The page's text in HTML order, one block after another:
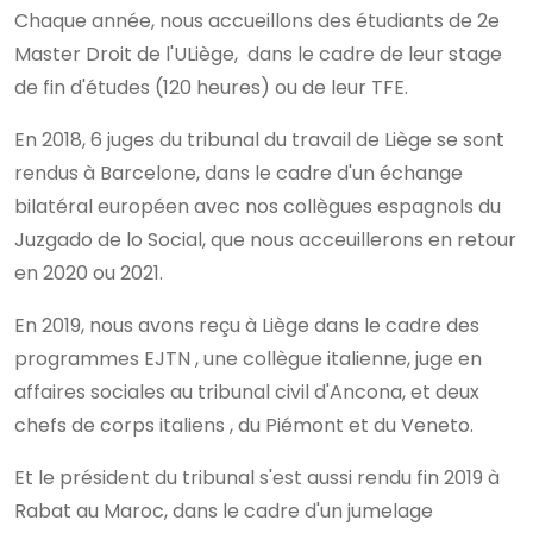
Chaque année, nous accueillons des étudiants de 2e
Master Droit de l'ULiège, dans le cadre de leur stage
de fin d'études (120 heures) ou de leur TFE.
En 2018, 6 juges du tribunal du travail de Liège se sont
rendus à Barcelone, dans le cadre d'un échange
bilatéral européen avec nos collègues espagnols du
Juzgado de lo Social, que nous acceuillerons en retour
en 2020 ou 2021.
En 2019, nous avons reçu à Liège dans le cadre des
programmes EJTN , une collègue italienne, juge en
affaires sociales au tribunal civil d'Ancona, et deux
chefs de corps italiens , du Piémont et du Veneto.
Et le président du tribunal s'est aussi rendu fin 2019 à
Rabat au Maroc, dans le cadre d'un jumelage